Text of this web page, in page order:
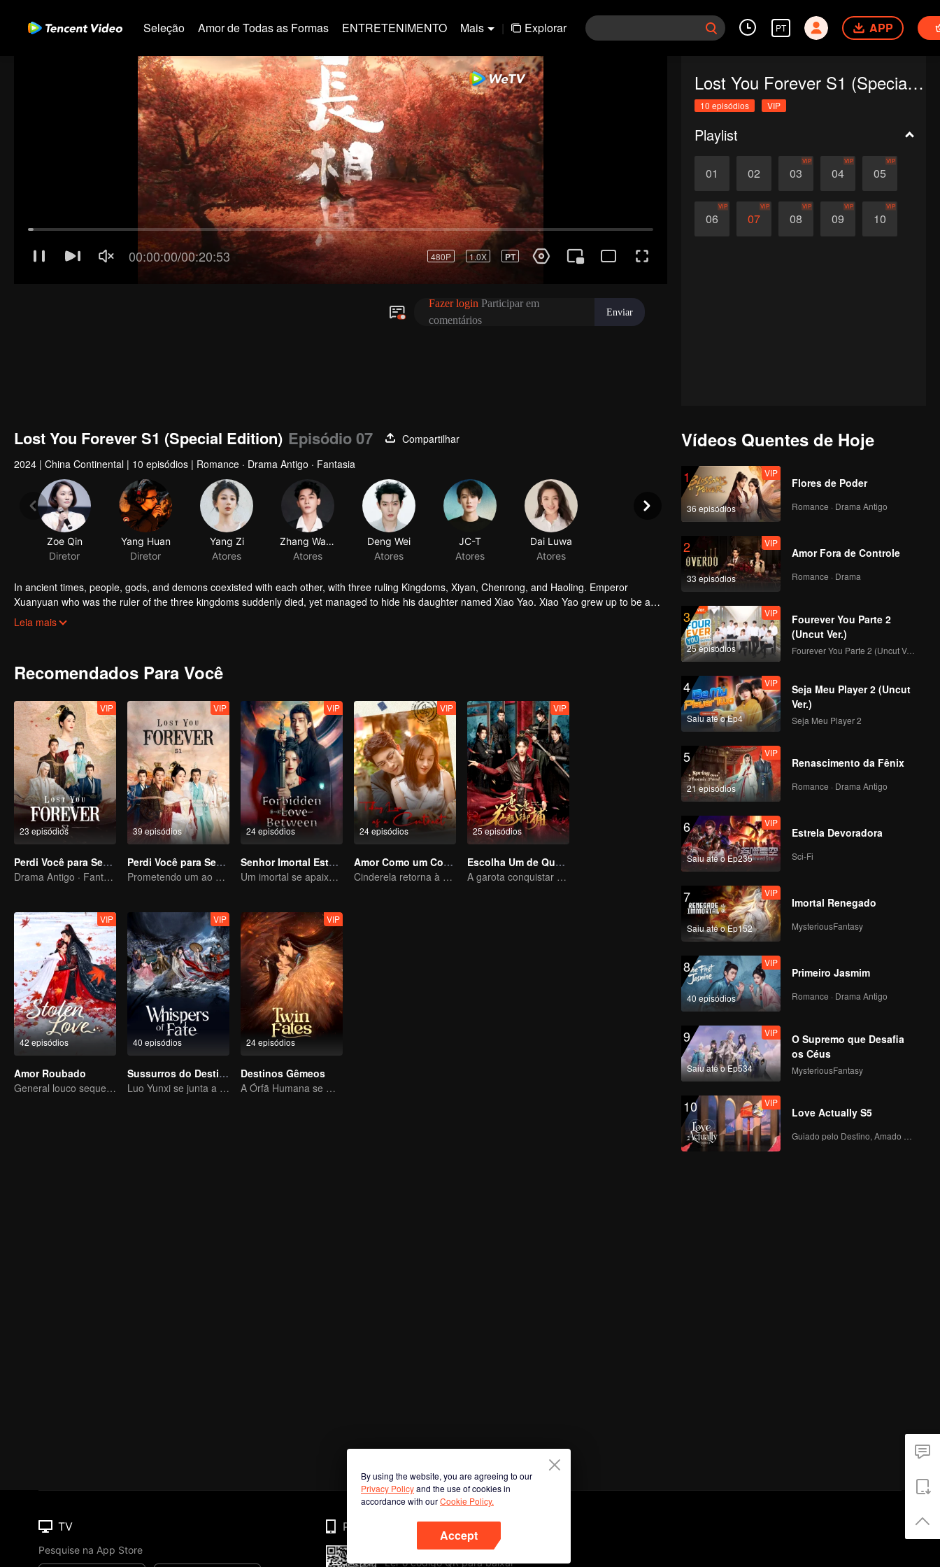
Seleção Amor de Todas as Formas ENTRETENIMENTO Mais | Explorar PT APP
Lost You Forever S1 (Special Edition)
10 episódios VIP
Playlist
01 02 03
VIP
04
VIP
05
VIP
06
VIP
07
VIP
08
VIP
09
VIP
10
VIP
Lost You Forever S1 (Special Edition) Episódio 07
Compartilhar
2024 | China Continental | 10 episódios | Romance · Drama Antigo · Fantasia
Zoe Qin
Diretor
Yang Huan
Diretor
Yang Zi
Atores
Zhang Wanyi
Atores
Deng Wei
Atores
JC-T
Atores
Dai Luwa
Atores
In ancient times, people, gods, and demons coexisted with each other, with three ruling Kingdoms, Xiyan, Chenrong, and Haoling. Emperor
Xuanyuan who was the ruler of the three kingdoms suddenly died, yet managed to hide his daughter named Xiao Yao. Xiao Yao grew up to be a
smart and kind woman. When she went acress the deep forest, a tragedy happened to her. She then lost her identity and her real apperance. She
Leia mais
Recomendados Para Você
23 episódios
VIP
Perdi Você para Sempre S2
Drama Antigo · Fantasia
39 episódios
VIP
Perdi Você para Sempre S1
Prometendo um ao outro em nome da Montanha e do Oceano e se apaixonando em Dahuang
24 episódios
VIP
Senhor Imortal Está Em Apuros
Um imortal se apaixona por uma bruxa
24 episódios
VIP
Amor Como um Contrato
Cinderela retorna à alta sociedade e encontra o amor com o presidente
25 episódios
VIP
Escolha Um de Quatro
A garota conquistar quatro jovens encantadores
42 episódios
VIP
Amor Roubado
General louco sequestra sua esposa por amor
40 episódios
VIP
Sussurros do Destino
Luo Yunxi se junta a uma equipe para se aventurar no mundo das artes marciais
24 episódios
VIP
Destinos Gêmeos
A Órfã Humana se Oferece para se Ligar à Besta Divina
Vídeos Quentes de Hoje
1
36 episódios
VIP
Flores de Poder
Romance · Drama Antigo
2
33 episódios
VIP
Amor Fora de Controle
Romance · Drama
3
25 episódios
VIP
Fourever You Parte 2
(Uncut Ver.)
Fourever You Parte 2 (Uncut Ver.)
4
Saiu até o Ep4
VIP
Seja Meu Player 2 (Uncut
Ver.)
Seja Meu Player 2
5
21 episódios
VIP
Renascimento da Fênix
Romance · Drama Antigo
6
Saiu até o Ep235
VIP
Estrela Devoradora
Sci-Fi
7
Saiu até o Ep152
VIP
Imortal Renegado
MysteriousFantasy
8
40 episódios
VIP
Primeiro Jasmim
Romance · Drama Antigo
9
Saiu até o Ep534
VIP
O Supremo que Desafia
os Céus
MysteriousFantasy
10 VIP
Love Actually S5
By using the website, you are agreeing to our
Privacy Policyand the use of cookies in
accordance with ourCookie Policy.
Accept
TV
Pesquise na App Store
Phone
Ler o código QR para baixar